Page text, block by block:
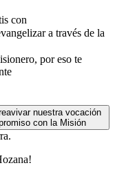
con
a través de la
por eso te
nuestra vocación
con la Misión